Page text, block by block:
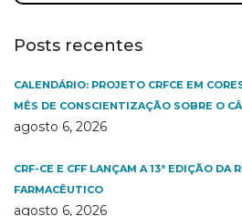
Posts recentes
CALENDÁRIO: PROJETO CRFCE EM
MÊS DE CONSCIENTIZAÇÃO SOBRE O
agosto 6, 2026
CRF-CE E CFF LANÇAM A 13ª EDIÇÃO DA
FARMACÊUTICO
agosto 6, 2026